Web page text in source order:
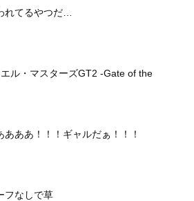
れてるやつだ…
ル・マスターズGT2 -Gate of the
あああ！！！ギャルだぁ！！！
フなしで草